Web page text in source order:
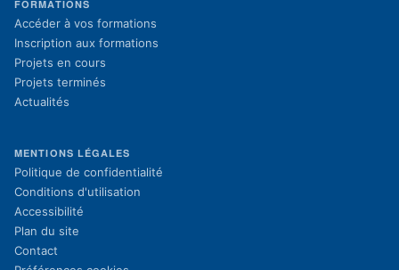
FORMATIONS
Accéder à vos formations
Inscription aux formations
Projets en cours
Projets terminés
Actualités
MENTIONS LÉGALES
Politique de confidentialité
Conditions d'utilisation
Accessibilité
Plan du site
Contact